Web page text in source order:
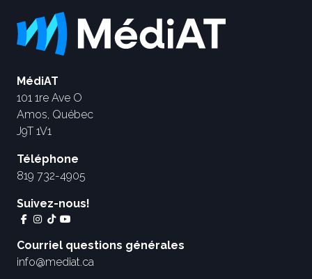
MédiAT
101 1re Ave O
Amos, Québec
J9T 1V1
Téléphone
819 732-4905
Suivez-nous!
Courriel questions générales
info@mediat.ca